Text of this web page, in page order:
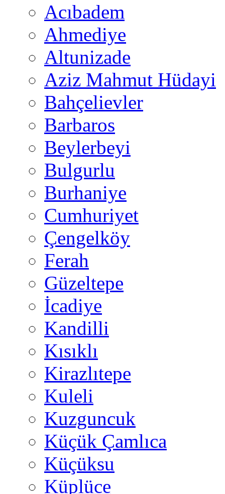
Acıbadem
Ahmediye
Altunizade
Aziz Mahmut Hüdayi
Bahçelievler
Barbaros
Beylerbeyi
Bulgurlu
Burhaniye
Cumhuriyet
Çengelköy
Ferah
Güzeltepe
İcadiye
Kandilli
Kısıklı
Kirazlıtepe
Kuleli
Kuzguncuk
Küçük Çamlıca
Küçüksu
Küplüce